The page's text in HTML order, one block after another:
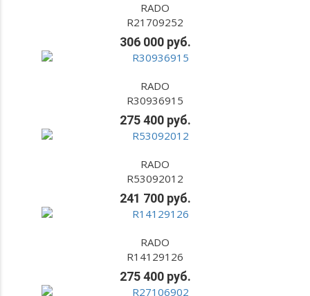
RADO
R21709252
306 000 руб.
RADO
R30936915
275 400 руб.
RADO
R53092012
241 700 руб.
RADO
R14129126
275 400 руб.